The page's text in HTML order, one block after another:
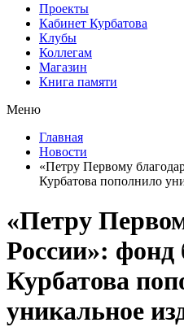
Проекты
Кабинет Курбатова
Клубы
Коллегам
Магазин
Книга памяти
Меню
Главная
Новости
«Петру Первому
Курбатова пополнило
«Петру
России»: фонд
Курбатова
уникальное